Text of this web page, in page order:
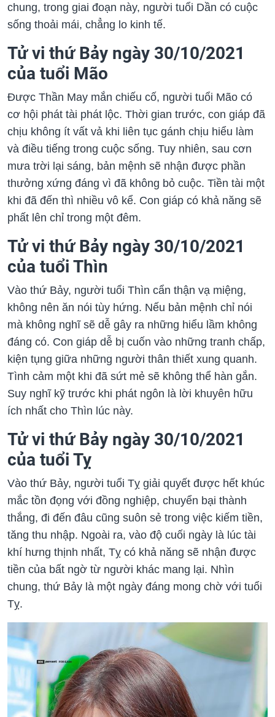
chung, trong giai đoạn này, người tuổi Dần có cuộc
sống thoải mái, chẳng lo kinh tế.
Tử vi thứ Bảy ngày 30/10/2021
của tuổi Mão
Được Thần May mắn chiếu cố, người tuổi Mão có
cơ hội phát tài phát lộc. Thời gian trước, con giáp đã
chịu không ít vất vả khi liên tục gánh chịu hiểu làm
và điều tiếng trong cuộc sống. Tuy nhiên, sau cơn
mưa trời lại sáng, bản mệnh sẽ nhận được phần
thưởng xứng đáng vì đã không bỏ cuộc. Tiền tài một
khi đã đến thì nhiều vô kể. Con giáp có khả năng sẽ
phất lên chỉ trong một đêm.
Tử vi thứ Bảy ngày 30/10/2021
của tuổi Thìn
Vào thứ Bảy, người tuổi Thìn cẩn thận vạ miệng,
không nên ăn nói tùy hứng. Nếu bản mệnh chỉ nói
mà không nghĩ sẽ dễ gây ra những hiểu lầm không
đáng có. Con giáp dễ bị cuốn vào những tranh chấp,
kiện tụng giữa những người thân thiết xung quanh.
Tình cảm một khi đã sứt mẻ sẽ không thể hàn gắn.
Suy nghĩ kỹ trước khi phát ngôn là lời khuyên hữu
ích nhất cho Thìn lúc này.
Tử vi thứ Bảy ngày 30/10/2021
của tuổi Tỵ
Vào thứ Bảy, người tuổi Tỵ giải quyết được hết khúc
mắc tồn đọng với đồng nghiệp, chuyển bại thành
thắng, đi đến đâu cũng suôn sẻ trong việc kiếm tiền,
tăng thu nhập. Ngoài ra, vào độ cuối ngày là lúc tài
khí hưng thịnh nhất, Tỵ có khả năng sẽ nhận được
tiền của bất ngờ từ người khác mang lại. Nhìn
chung, thứ Bảy là một ngày đáng mong chờ với tuổi
Tỵ.